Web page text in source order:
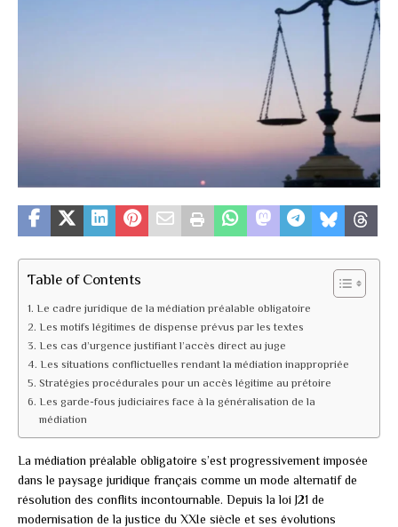
Table of Contents
Le cadre juridique de la médiation préalable obligatoire
Les motifs légitimes de dispense prévus par les textes
Les cas d’urgence justifiant l’accès direct au juge
Les situations conflictuelles rendant la médiation inappropriée
Stratégies procédurales pour un accès légitime au prétoire
Les garde-fous judiciaires face à la généralisation de la
médiation
La médiation préalable obligatoire s’est progressivement imposée
dans le paysage juridique français comme un mode alternatif de
résolution des conflits incontournable. Depuis la loi J21 de
modernisation de la justice du XXIe siècle et ses évolutions